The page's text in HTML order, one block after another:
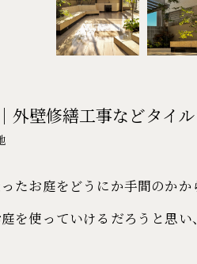
壁修繕工事などタイ
たお庭をどうにか手間のか
を使っていけるだろうと思